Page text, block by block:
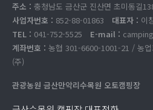
주소 : 충청남도 금산군 진산면 초미동길
사업자번호 : 852-88-01863 대표자 : 이
TEL : 041-752-5525 E-mail :
계좌번호 : 농협 301-6600-1001-21 / 농업
(주)
관광농원 금산만악리수목원 오토캠핑장